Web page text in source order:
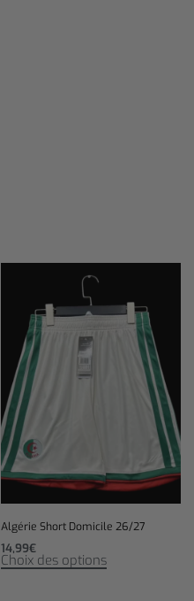
Algérie Short Domicile 26/27
14,99€
Choix des options